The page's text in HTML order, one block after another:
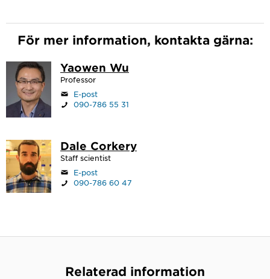
För mer information, kontakta gärna:
Yaowen Wu
Professor
E-post
090-786 55 31
Dale Corkery
Staff scientist
E-post
090-786 60 47
Relaterad information